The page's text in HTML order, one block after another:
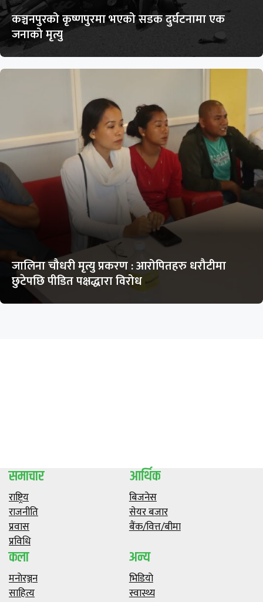
कञ्चनपुरको कृष्णपुरमा भएको सडक दुर्घटनामा एक
जनाको मृत्यु
जालिना चौधरी मृत्यु प्रकरण : आरोपितहरु धरौटीमा
छुटेपछि पीडित पक्षद्धारा विरोध
समाचार
राष्ट्रिय
राजनीति
प्रवास
प्रविधि
आर्थिक
बिजनेस
सेयर बजार
बैंक/वित्त/बीमा
कला
मनाेरञ्जन
साहित्य
अन्य
भिडियाे
स्वास्थ्य